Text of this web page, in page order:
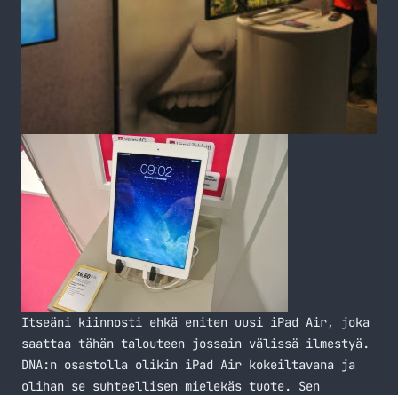
Itseäni kiinnosti ehkä eniten uusi iPad Air, joka
saattaa tähän talouteen jossain välissä ilmestyä.
DNA:n osastolla olikin iPad Air kokeiltavana ja
olihan se suhteellisen mielekäs tuote. Sen